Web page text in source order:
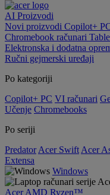
AI Proizvodi
Novi proizvodi Copilot+
Chromebook računari
Elektronska i dodatna
Ručni gejmerski uređaji
Po kategoriji
Copilot+ PC VI računari
Učenje Chromebooks
Po seriji
Predator Acer Swift Acer
Extensa
Windows
Acer AMD Ryzen™